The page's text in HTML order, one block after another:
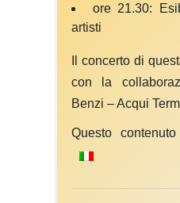
ore 21.30:
artisti
Il concerto di
con la
Benzi – Acqui
Questo